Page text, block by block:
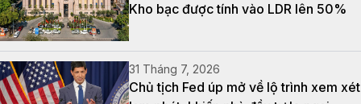
Kho bạc được tính vào LDR lên 50%
31 Tháng 7, 2026
Chủ tịch Fed úp mở về lộ trình xem xét